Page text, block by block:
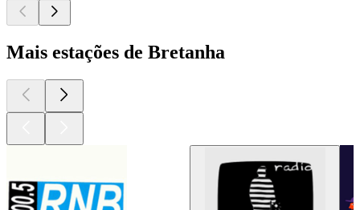
Mais estações de Bretanha